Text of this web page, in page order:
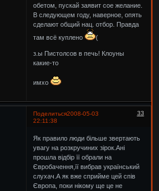
обетом, пускай заявит сое желание.
В следующем году, наверное, опять
сделают общий нац. отбор. Правда
там всё куплено
(
з.ы Пистолсов в печь! Клоуны
какие-то
имхо
Поделиться 33
2008-05-03
22:11:38
Як правило люди більше звертають
увагу на розкручиних зірок.Ані
прошла відбір її обрали на
Євробачення,її вибрав український
слухач.А як вже сприйме цей спів
Європа, поки нікому ще це не